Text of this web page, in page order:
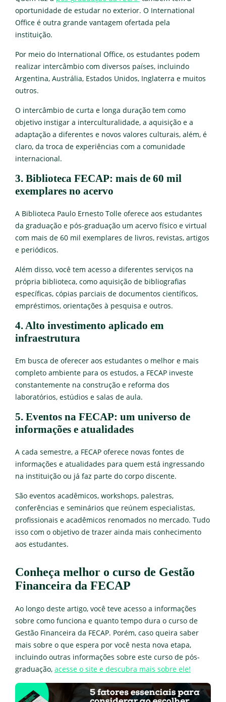
oportunidade de estudar no exterior. O International
Office é outra grande vantagem ofertada pela
instituição.
Por meio do International Office, os estudantes podem
realizar intercâmbio com diversos países, incluindo
Argentina, Austrália, Estados Unidos, Inglaterra e muitos
outros.
O intercâmbio de curta e longa duração tem como
objetivo instigar a interculturalidade, a aquisição e a
adaptação a diferentes e novos valores culturais, além, é
claro, da troca de experiências com a comunidade
internacional.
3. Biblioteca FECAP: mais de 60 mil
exemplares no acervo
A Biblioteca Paulo Ernesto Tolle oferece aos estudantes
da graduação e pós-graduação um acervo físico e virtual
com mais de 60 mil exemplares de livros, revistas, artigos
e periódicos.
Além disso, você tem acesso a diferentes serviços na
própria biblioteca, como aquisição de bibliografias
específicas, cópias parciais de documentos científicos,
empréstimos, orientações à pesquisa e outros.
4. Alto investimento aplicado em
infraestrutura
Em busca de oferecer aos estudantes o melhor e mais
completo ambiente para os estudos, a FECAP investe
constantemente na construção e reforma dos
laboratórios, estúdios e salas de aula.
5. Eventos na FECAP: um universo de
informações e atualidades
A cada semestre, a FECAP oferece novas fontes de
informações e atualidades para quem está ingressando
na instituição ou já faz parte do corpo discente.
São eventos acadêmicos, workshops, palestras,
conferências e seminários que reúnem especialistas,
profissionais e acadêmicos renomados no mercado. Tudo
isso com o objetivo de trazer ainda mais conhecimento
aos estudantes.
Conheça melhor o curso de Gestão
Financeira da FECAP
Ao longo deste artigo, você teve acesso a informações
sobre como funciona e quanto tempo dura o curso de
Gestão Financeira da FECAP. Porém, caso queira saber
mais sobre o que espera por você nesta nova etapa,
incluindo outras informações sobre este curso de pós-
graduação, acesse o site e descubra mais sobre ele!